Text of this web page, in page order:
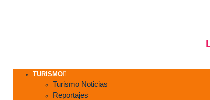
TURISMO
Turismo Noticias
Reportajes